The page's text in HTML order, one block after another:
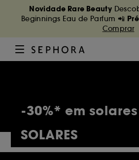
Novidade Rare Beauty
Beginnings Eau de Parfum 📲
Comprar
-30%* em
SOLARES